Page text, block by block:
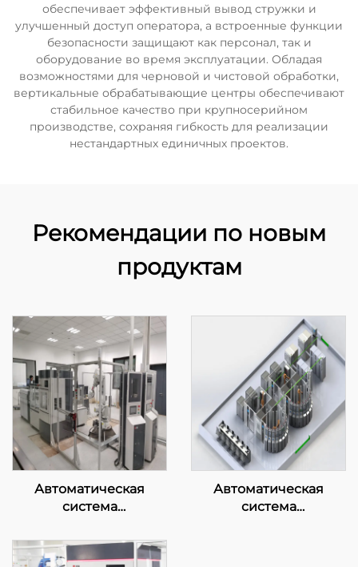
обеспечивает эффективный вывод стружки и
улучшенный доступ оператора, а встроенные функции
безопасности защищают как персонал, так и
оборудование во время эксплуатации. Обладая
возможностями для черновой и чистовой обработки,
вертикальные обрабатывающие центры обеспечивают
стабильное качество при крупносерийном
производстве, сохраняя гибкость для реализации
нестандартных единичных проектов.
Рекомендации по новым
продуктам
Автоматическая
система
анализа перед печью
Автоматическая
система